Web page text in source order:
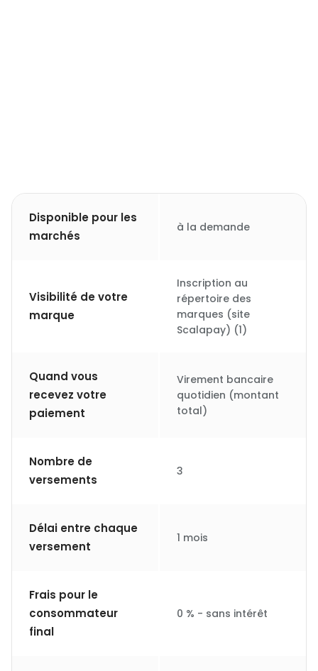
Disponible pour les
marchés
à la demande
Visibilité de votre
marque
Inscription au
répertoire des
marques (site
Scalapay) (1)
Quand vous
recevez votre
paiement
Virement bancaire
quotidien (montant
total)
Nombre de
versements
3
Délai entre chaque
versement
1 mois
Frais pour le
consommateur
final
0 % - sans intérêt